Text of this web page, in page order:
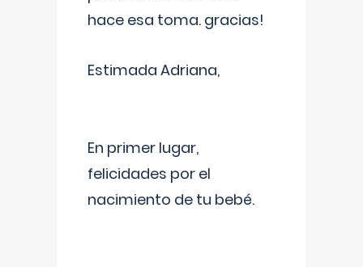
hace esa toma. gracias!
Estimada Adriana,
En primer lugar,
felicidades por el
nacimiento de tu bebé.